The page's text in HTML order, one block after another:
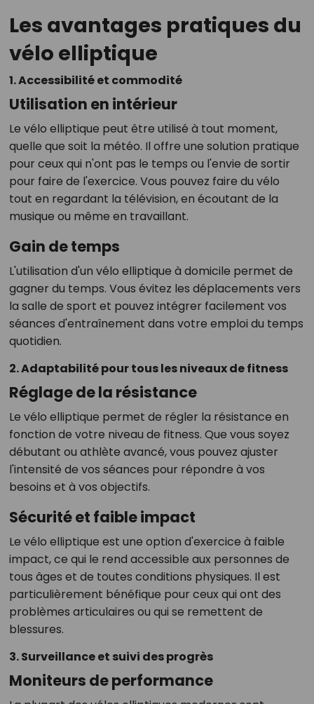
Les avantages pratiques du
vélo elliptique
1. Accessibilité et commodité
Utilisation en intérieur
Le vélo elliptique peut être utilisé à tout moment,
quelle que soit la météo. Il offre une solution pratique
pour ceux qui n'ont pas le temps ou l'envie de sortir
pour faire de l'exercice. Vous pouvez faire du vélo
tout en regardant la télévision, en écoutant de la
musique ou même en travaillant.
Gain de temps
L'utilisation d'un vélo elliptique à domicile permet de
gagner du temps. Vous évitez les déplacements vers
la salle de sport et pouvez intégrer facilement vos
séances d'entraînement dans votre emploi du temps
quotidien.
2. Adaptabilité pour tous les niveaux de fitness
Réglage de la résistance
Le vélo elliptique permet de régler la résistance en
fonction de votre niveau de fitness. Que vous soyez
débutant ou athlète avancé, vous pouvez ajuster
l'intensité de vos séances pour répondre à vos
besoins et à vos objectifs.
Sécurité et faible impact
Le vélo elliptique est une option d'exercice à faible
impact, ce qui le rend accessible aux personnes de
tous âges et de toutes conditions physiques. Il est
particulièrement bénéfique pour ceux qui ont des
problèmes articulaires ou qui se remettent de
blessures.
3. Surveillance et suivi des progrès
Moniteurs de performance